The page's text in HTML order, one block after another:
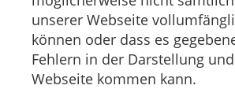
unserer Webseite
können oder dass es
Fehlern in der Darstellung
Webseite kommen kann.